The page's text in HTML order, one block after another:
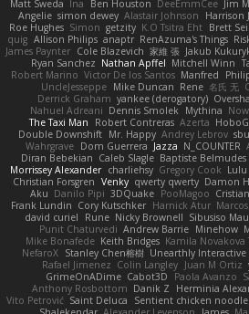
Matt Sweda Ina Ben Houston DeeEmmCee Jim
Angelie simon dewey Alastair Johnson Harrison
Roe Hughes Simon getzity K.O Tsitra Eht Brett
quig Allison Philips anaptr RenAzuma's Things
James Paynter Cole Blazevich 家維 張 Jakub
Ryan Sanchez Nathan Apffel Mitchell Winn
Robert Marino Victor De los Santos Manfred
UncleJesseppe Mike Duncan Rene 名氏 无
Derrick Graham yankee (derogatory)
Nahuel Adreani Dennis Smolek Mythina
The Taxi Man
Robert Contreras Azerta
Double Downshift Mr. Happy Andrey Lebrov
Wahrgrave Dom Guerrera Jazza N_COUNTER
Diran Bebekian Caleb Slagle Baptiste Belmudes
Morrissey Alexander charliehsy Gregory Cook Lulu
Christian Forsgren Venky qwerty qwerty Damon
Aku Danilo Pipi 3DQuake PooMagoo Cristian
Frank Lundin Cory Kutschker Harnick Atur
david curiel
Rune Nicky Brownell Sibusiso
Punit Chaturvedi Andrew Barrie Minehow
Mike Bonafede Keith Bridges Kamila Novakova
NefaroX Stanley Chen榕樹 Unearthly Interactive
Rafael Jimenez Colin Langley Juan M Ortiz
GrimeOnADime Cabot3D Paola Avanzo
Anthony Rosbottom Danik Z Herminia
Vito Petrović Saint Deluca Sentient chicken